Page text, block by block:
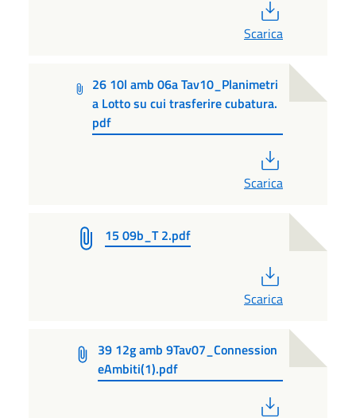
Scarica
26 10l amb 06a Tav10_Planimetri
a Lotto su cui trasferire cubatura.
pdf
Scarica
15 09b_T 2.pdf
Scarica
39 12g amb 9Tav07_Connession
eAmbiti(1).pdf